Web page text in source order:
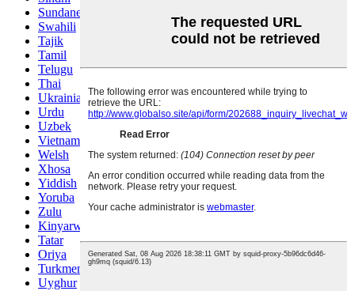
Sundanese
Swahili
Tajik
Tamil
Telugu
Thai
Ukrainian
Urdu
Uzbek
Vietnamese
Welsh
Xhosa
Yiddish
Yoruba
Zulu
Kinyarwanda
Tatar
Oriya
Turkmen
Uyghur